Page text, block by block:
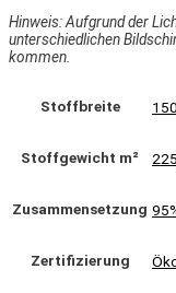
Hinweis: Aufgrund der
unterschiedlichen
kommen.
Stoffbreite
Stoffgewicht m²
Zusammensetzung
Zertifizierung